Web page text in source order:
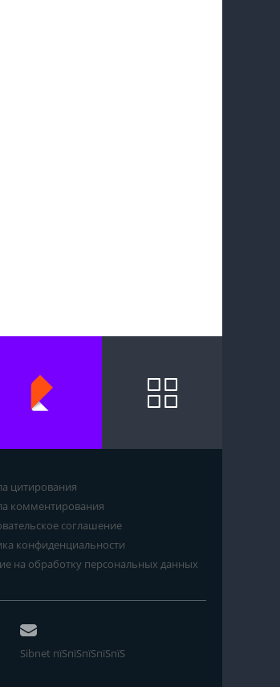
цитирования
комментирования
соглашение
конфиденциальности
на обработку персональных данных
Sibnet пїЅпїЅпїЅпїЅпїЅ